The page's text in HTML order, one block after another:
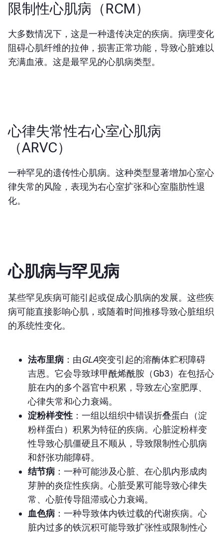
限制性心肌病（RCM）
大多数情况下，这是一种遗传决定的疾病。病理变化
阻碍心肌纤维的拉伸，损害正常功能，导致心脏难以
充满血液。这是最罕见的心肌病类型。
心律失常性右心室心肌病
（ARVC）
一种罕见的遗传性心肌病。这种类型显著增加心室心
律失常的风险，表现为右心室扩张和心室脂肪性退
化。
心肌病与罕见病
某些罕见疾病可能引起或促成心肌病的发展。这些疾
病可能直接影响心肌，或随着时间推移导致心脏组织
的系统性变化。
法布里病 ：由GLA突变引起的溶酶体贮积障碍
吉恩。它会导致球甲酰烯酰胺（Gb3）在包括心
脏在内的多个器官中积累，导致左心室肥厚、
心律失常和心力衰竭。
淀粉样变性 ：一组以组织中错误折叠蛋白（淀
粉样蛋白）积累为特征的疾病。心脏淀粉样变
性导致心肌僵硬且不顺从，导致限制性心肌病
和舒张功能障碍。
结节病 ：一种可能涉及心脏、在心肌内形成肉
芽肿的炎症性疾病。心脏受累可能导致心律失
常、心脏传导阻滞或心力衰竭。
血色病 ：一种导致体内铁过载的代谢疾病。心
脏内过多的铁沉积可能导致扩张性或限制性心